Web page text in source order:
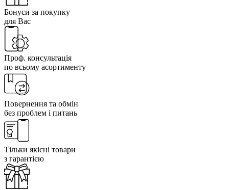
Бонуси за покупку
для Вас
Проф. консультація
по всьому асортименту
Повернення та обмін
без проблем і питань
Тільки якісні товари
з гарантією